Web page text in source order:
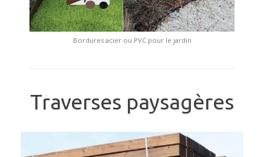
Bordures acier ou PVC pour le jardin
Traverses paysagères